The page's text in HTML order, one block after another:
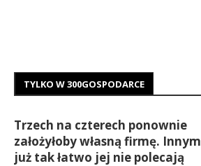
TYLKO W 300GOSPODARCE
Trzech na czterech ponownie
założyłoby własną firmę. Innym
już tak łatwo jej nie polecają